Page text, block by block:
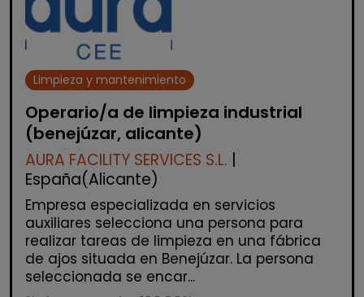
Limpieza y mantenimiento
Operario/a de limpieza industrial
(benejúzar, alicante)
AURA FACILITY SERVICES S.L.
España(Alicante)
Empresa especializada en servicios
auxiliares selecciona una persona para
realizar tareas de limpieza en una fábrica
de ajos situada en Benejúzar. La persona
seleccionada se encar...